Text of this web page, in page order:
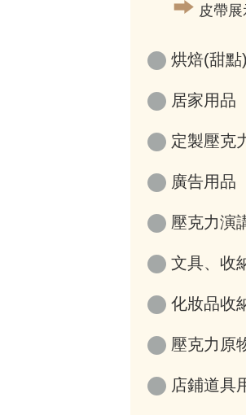
皮帶
烘焙(甜點
居家用品
定製壓克
廣告用品
壓克力演
文具、收
化妝品收
壓克力原
店鋪道具